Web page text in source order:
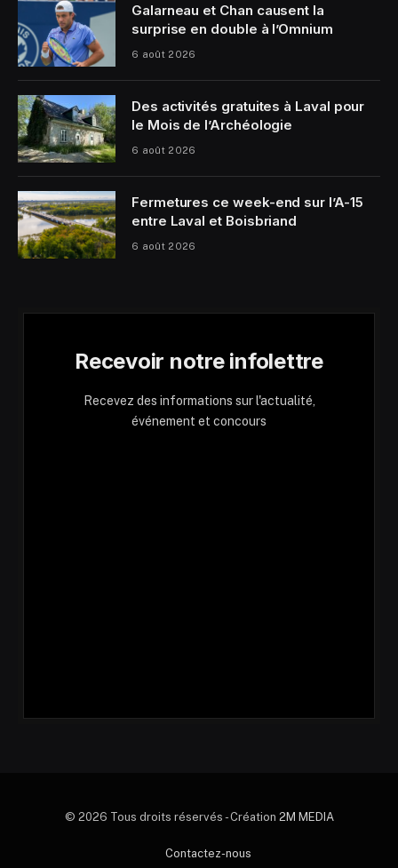
Galarneau et Chan causent la
surprise en double à l’Omnium
6 août 2026
Des activités gratuites à Laval pour
le Mois de l’Archéologie
6 août 2026
Fermetures ce week-end sur l’A-15
entre Laval et Boisbriand
6 août 2026
Recevoir notre infolettre
Recevez des informations sur l'actualité,
événement et concours
© 2026 Tous droits réservés - Création 2M MEDIA
Contactez-nous